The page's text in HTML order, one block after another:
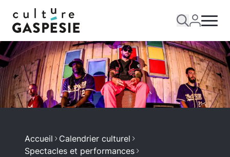
Accueil
Calendrier culturel
Spectacles et performances